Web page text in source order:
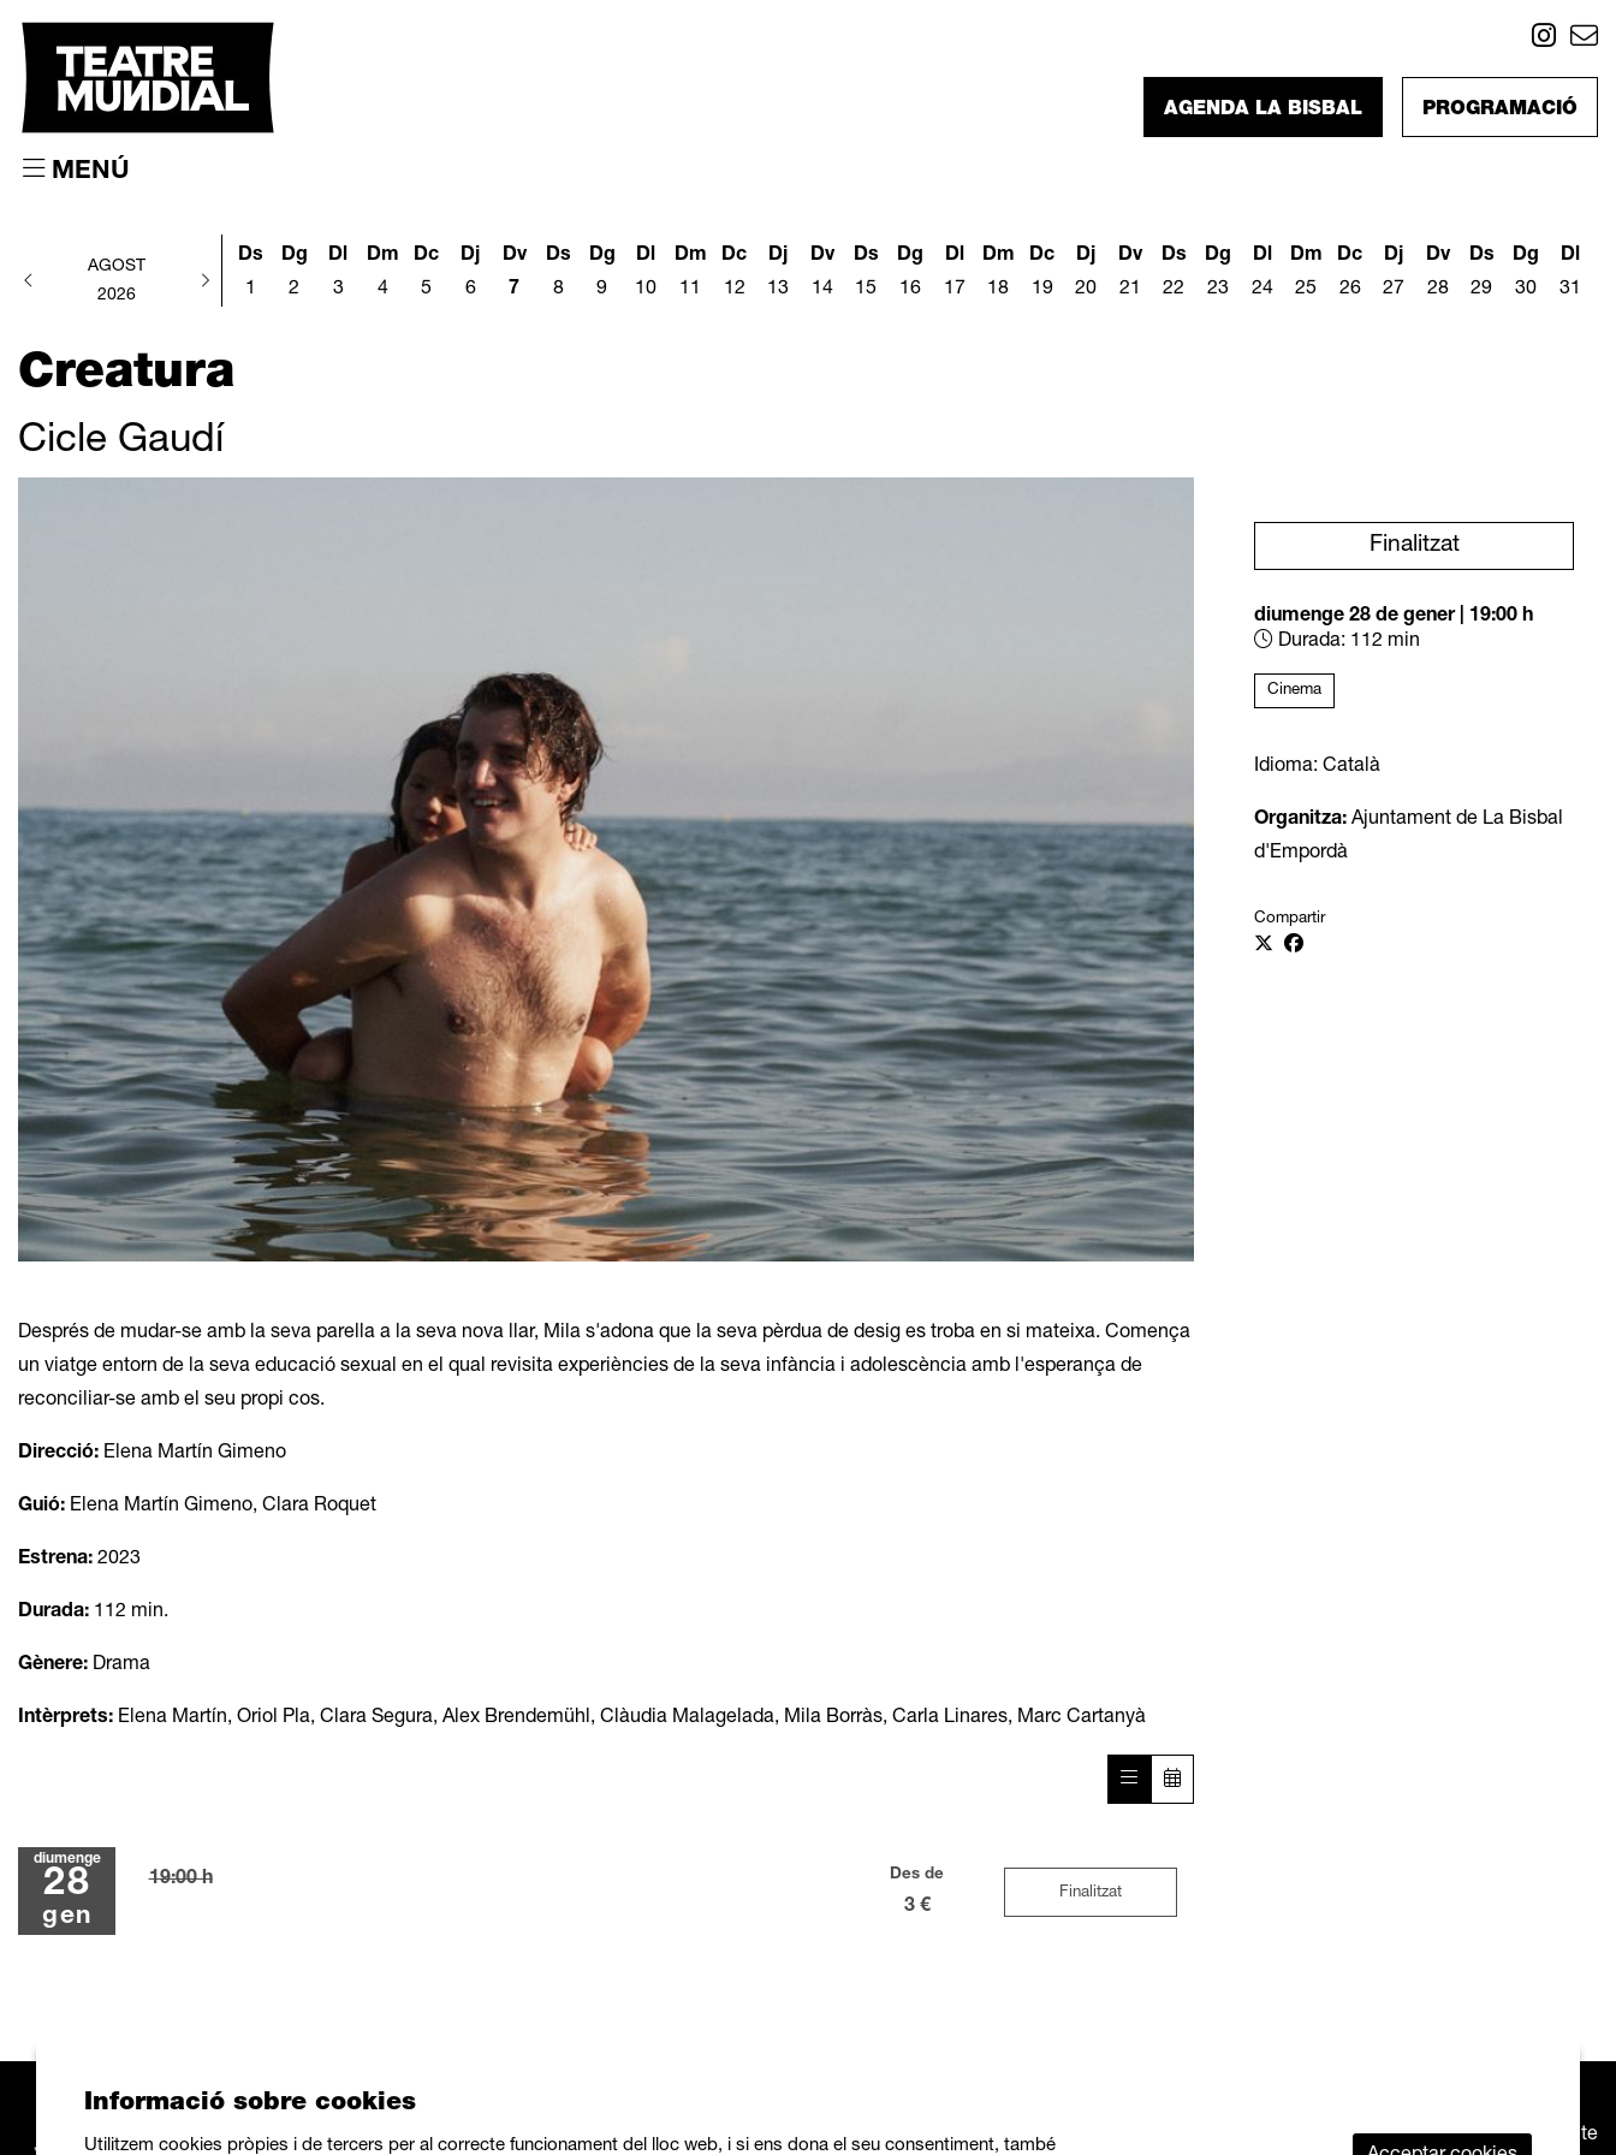
MENÚ
Link
PROGRAMACIÓ
AGENDA LA BISBAL
AGOST
2026
Ds
1
Dg
2
Dl
3
Dm
4
Dc
5
Dj
6
Dv
7
Ds
8
Dg
9
Dl
10
Dm
11
Dc
12
Dj
13
Dv
14
Ds
15
Dg
16
Dl
17
Dm
18
Dc
19
Dj
20
Dv
21
Ds
22
Dg
23
Dl
24
Dm
25
Dc
26
Dj
27
Dv
28
Ds
29
Dg
30
Dl
31
Creatura
Cicle Gaudí
Finalitzat
diumenge 28 de gener| 19:00 h
Durada: 112 min
Cinema
Idioma: Català
Organitza: Ajuntament de La Bisbal
d'Empordà
Compartir
Després de mudar-se amb la seva parella a la seva nova llar, Mila s'adona que la seva pèrdua de desig es troba en si mateixa. Comença
un viatge entorn de la seva educació sexual en el qual revisita experiències de la seva infància i adolescència amb l'esperança de
reconciliar-se amb el seu propi cos.
Direcció: Elena Martín Gimeno
Guió: Elena Martín Gimeno, Clara Roquet
Estrena: 2023
Durada: 112 min.
Gènere: Drama
Intèrprets: Elena Martín, Oriol Pla, Clara Segura, Alex Brendemühl, Clàudia Malagelada, Mila Borràs, Carla Linares, Marc Cartanyà
diumenge
28
gen
19:00 h Des de
3 €
Finalitzat
Ús de galetes | Butlletí | Contacte
Informació sobre cookies
Utilitzem cookies pròpies i de tercers per al correcte funcionament del lloc web, i si ens dona el seu consentiment, també